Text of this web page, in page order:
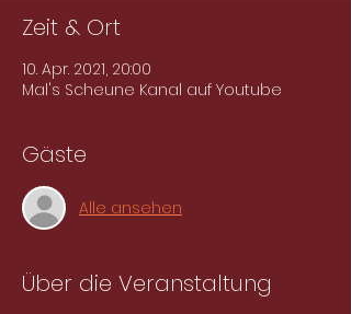
Zeit & Ort
10. Apr. 2021, 20:00
Mal's Scheune Kanal auf Youtube
Gäste
Alle ansehen
Über die Veranstaltung